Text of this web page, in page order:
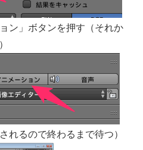
ン」ボタンを押す（それか
れるので終わるまで待つ）